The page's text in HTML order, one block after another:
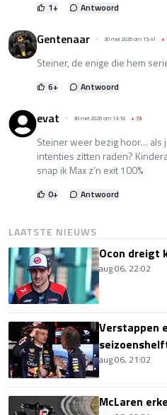
1+ Antwoord
Gentenaar 30 mei 2026 om 15:41 +
Steiner, de enige die hem
6+ Antwoord
evat 30 mei 2026 om 13:18 +73
Steiner weer bezig hoor… als
intenties zitten raden?
snap ik Max z’n exit 100%
0+ Antwoord
LAATSTE NIEUWS
Ocon dreigt
aug 06, 22:02
Verstappen
aug 06, 21:02
McLaren